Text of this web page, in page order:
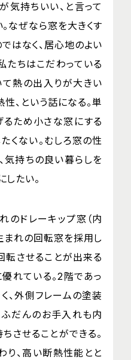
持ちいい、と言って
なぜなら窓を大きくす
はなく、居心地のよい
たちはこだわっている
て熱の出入りが大きい
、という話になる。単
ため小さな窓にする
くない。むしろ窓の性
気持ちの良い暮らしを
たい。
のドレーキップ窓（内
まれの回転窓を採用し
転させることが出来る
れている。2階であっ
、外側フレームの塗装
ふだんのお手入れも内
させることができる。
り、高い断熱性能とと